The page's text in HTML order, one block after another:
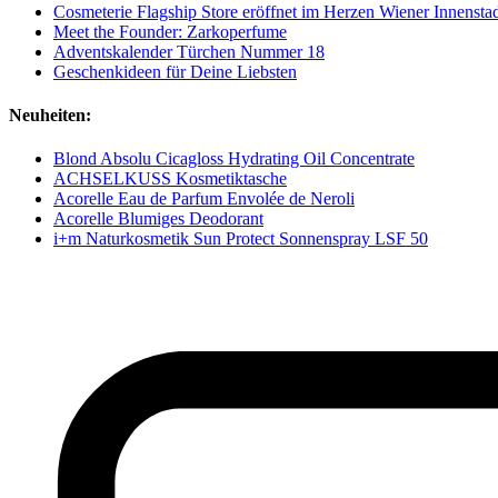
Cosmeterie Flagship Store eröffnet im Herzen Wiener
Meet the Founder: Zarkoperfume
Adventskalender Türchen Nummer 18
Geschenkideen für Deine Liebsten
Neuheiten:
Blond Absolu Cicagloss Hydrating Oil Concentrate
ACHSELKUSS Kosmetiktasche
Acorelle Eau de Parfum Envolée de Neroli
Acorelle Blumiges Deodorant
i+m Naturkosmetik Sun Protect Sonnenspray LSF 50